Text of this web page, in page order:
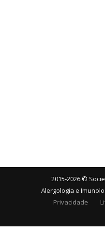
2015-2026 ©
Alergologia e
Privacidade